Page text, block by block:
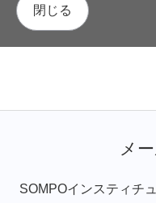
閉じる
メ
SOMPOインスティチ